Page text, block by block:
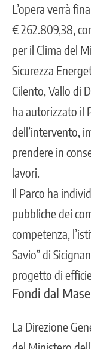
L’opera verrà
€ 262.809,38,
per il Clima del
Sicurezza
Cilento, Vallo di
ha autorizzato il
dell’intervento,
prendere in
lavori.
Il Parco ha
pubbliche dei
competenza,
Savio” di
progetto di
Fondi dal
La Direzione